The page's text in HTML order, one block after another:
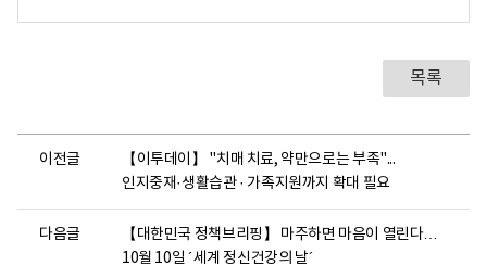
목록
이전글
【이투데이】 "치매 치료, 약만으로는 부족"...
인지중재·생활습관 · 가족지원까지 확대 필요
다음글
【대한민국 정책브리핑】 마주하면 마음이 열린다…
10월 10일 ´세계 정신건강의 날´